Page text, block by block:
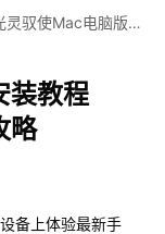
灵驭使Mac电脑版下
装教程
略
备上体验最新手